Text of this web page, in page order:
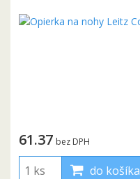
61.37 bez DPH
do košíka